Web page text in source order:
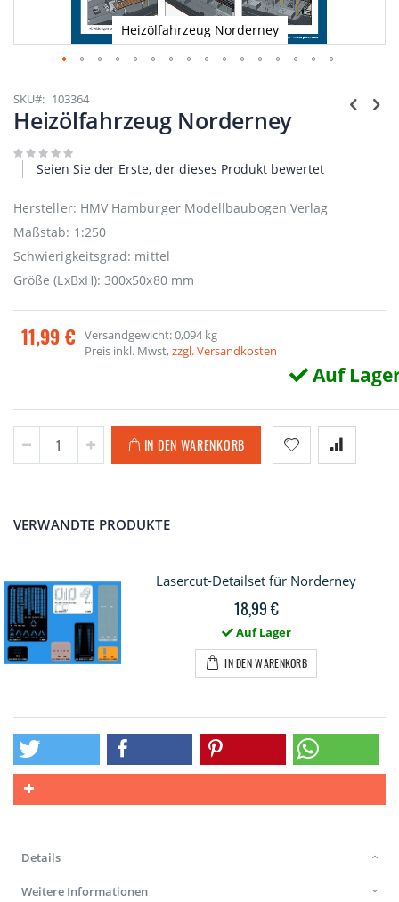
Heizölfahrzeug Norderney
Anfang
der
Bildgalerie
SKU 103364
Heizölfahrzeug Norderney
Seien Sie der Erste, der dieses Produkt bewertet
Hersteller: HMV Hamburger Modellbaubogen Verlag
Maßstab: 1:250
Schwierigkeitsgrad: mittel
Größe (LxBxH): 300x50x80 mm
11,99 € Versandgewicht: 0,094 kg
Preis inkl. Mwst,zzgl. Versandkosten
Auf
IN DEN WARENKORB
VERWANDTE PRODUKTE
Lasercut-Detailset für Norderney
18,99 €
Auf Lager
IN DEN WARENKORB
Details
Weitere Informationen